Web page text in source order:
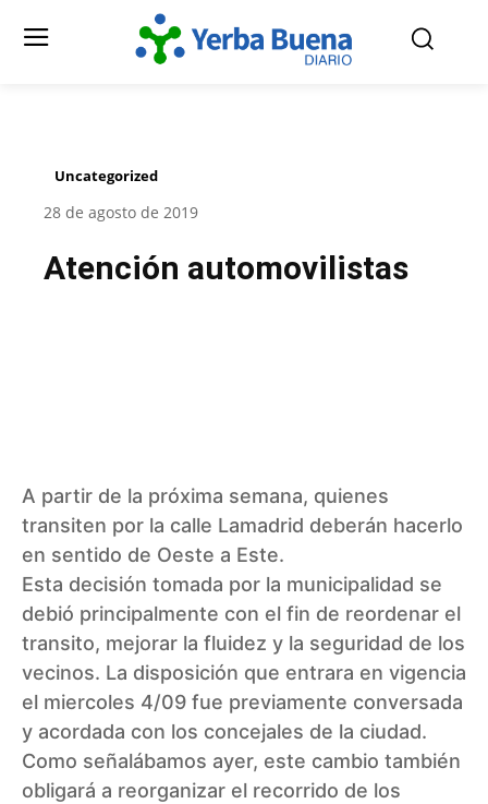
Uncategorized
28 de agosto de 2019
Atención automovilistas
A partir de la próxima semana, quienes
transiten por la calle Lamadrid deberán hacerlo
en sentido de Oeste a Este.
Esta decisión tomada por la municipalidad se
debió principalmente con el fin de reordenar el
transito, mejorar la fluidez y la seguridad de los
vecinos. La disposición que entrara en vigencia
el miercoles 4/09 fue previamente conversada
y acordada con los concejales de la ciudad.
Como señalábamos ayer, este cambio también
obligará a reorganizar el recorrido de los